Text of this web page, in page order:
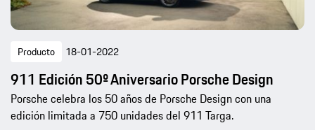
Producto 18-01-2022
911 Edición 50º Aniversario Porsche Design
Porsche celebra los 50 años de Porsche Design con una
edición limitada a 750 unidades del 911 Targa.